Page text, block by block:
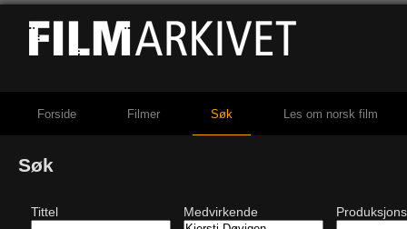
Forside Filmer Søk Les om norsk film
Søk
Tittel Medvirkende